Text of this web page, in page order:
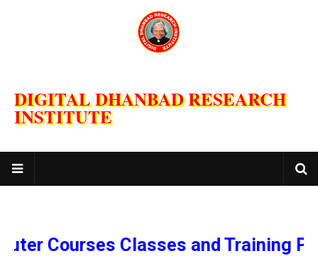
DIGITAL DHANBAD RESEARCH
INSTITUTE
Classes and Training Program